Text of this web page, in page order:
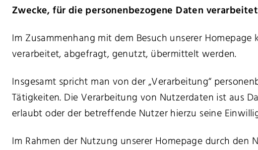
Zwecke, für die personenbezogene Daten
Im Zusammenhang mit dem Besuch unserer
verarbeitet, abgefragt, genutzt, übermittelt werden.
Insgesamt spricht man von der „Verarbeitung“
Tätigkeiten. Die Verarbeitung von Nutzerdaten ist aus
erlaubt oder der betreffende Nutzer hierzu seine
Im Rahmen der Nutzung unserer Homepage durch